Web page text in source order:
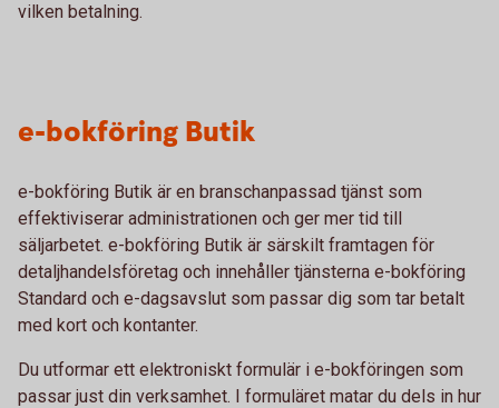
vilken betalning.
e-bokföring Butik
e-bokföring Butik är en branschanpassad tjänst som
effektiviserar administrationen och ger mer tid till
säljarbetet. e-bokföring Butik är särskilt framtagen för
detaljhandelsföretag och innehåller tjänsterna e-bokföring
Standard och e-dagsavslut som passar dig som tar betalt
med kort och kontanter.
Du utformar ett elektroniskt formulär i e-bokföringen som
passar just din verksamhet. I formuläret matar du dels in hur